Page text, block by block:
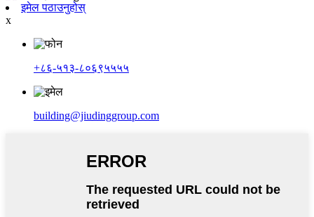
इमेल पठाउनुहोस्
x
+८६-५१३-८०६९५५५५
building@jiudinggroup.com